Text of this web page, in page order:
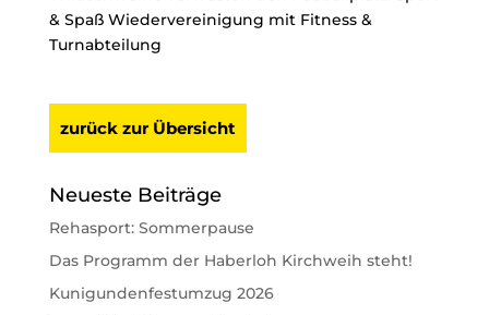
& Spaß Wiedervereinigung mit Fitness &
Turnabteilung
zurück zur Übersicht
Neueste Beiträge
Rehasport: Sommerpause
Das Programm der Haberloh Kirchweih steht!
Kunigundenfestumzug 2026